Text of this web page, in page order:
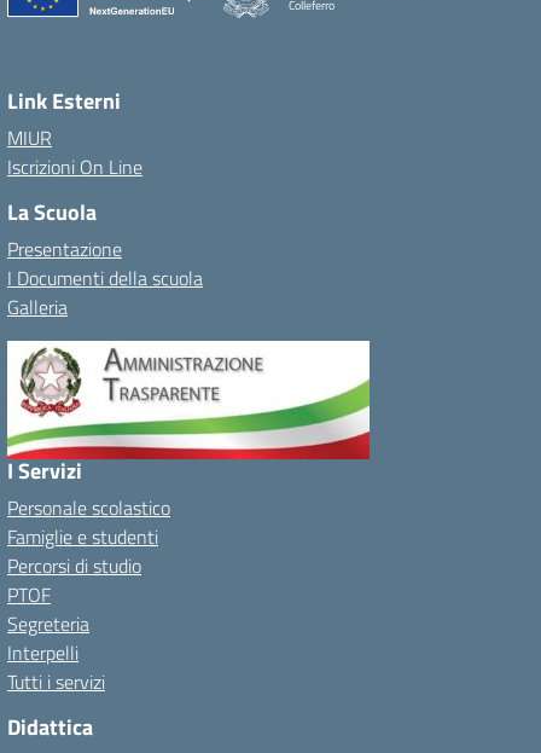
Colleferro
Link Esterni
MIUR
Iscrizioni On Line
La Scuola
Presentazione
I Documenti della scuola
Galleria
I Servizi
Personale scolastico
Famiglie e studenti
Percorsi di studio
PTOF
Segreteria
Interpelli
Tutti i servizi
Didattica